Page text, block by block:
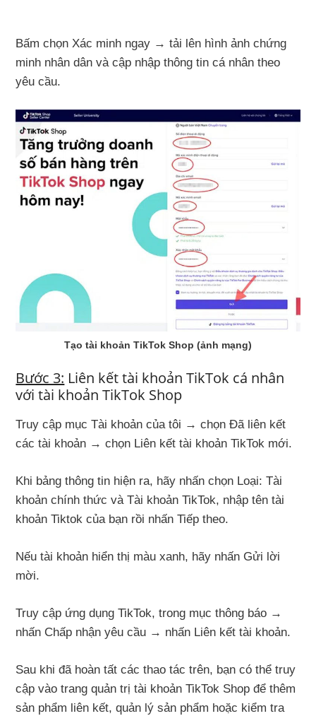
Bấm chọn Xác minh ngay → tải lên hình ảnh chứng
minh nhân dân và cập nhập thông tin cá nhân theo
yêu cầu.
Tạo tài khoản TikTok Shop (ảnh mạng)
Bước 3: Liên kết tài khoản TikTok cá nhân
với tài khoản TikTok Shop
Truy cập mục Tài khoản của tôi → chọn Đã liên kết
các tài khoản → chọn Liên kết tài khoản TikTok mới.
Khi bảng thông tin hiện ra, hãy nhấn chọn Loại: Tài
khoản chính thức và Tài khoản TikTok, nhập tên tài
khoản Tiktok của bạn rồi nhấn Tiếp theo.
Nếu tài khoản hiển thị màu xanh, hãy nhấn Gửi lời
mời.
Truy cập ứng dụng TikTok, trong mục thông báo →
nhấn Chấp nhận yêu cầu → nhấn Liên kết tài khoản.
Sau khi đã hoàn tất các thao tác trên, bạn có thể truy
cập vào trang quản trị tài khoản TikTok Shop để thêm
sản phẩm liên kết, quản lý sản phẩm hoặc kiểm tra